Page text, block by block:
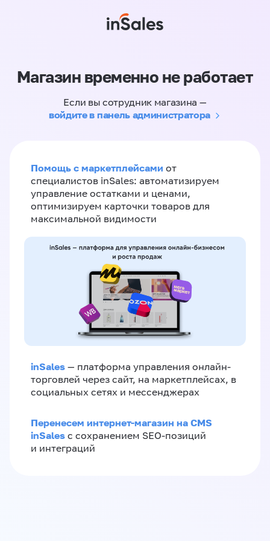
Магазин временно не работает
Если вы сотрудник магазина —
войдите в панель администратора
Помощь с маркетплейсами от
специалистов inSales: автоматизируем
управление остатками и ценами,
оптимизируем карточки товаров для
максимальной видимости
inSales — платформа управления онлайн-
торговлей через сайт, на маркетплейсах, в
социальных сетях и мессенджерах
Перенесем интернет-магазин на CMS
inSales с сохранением SEO-позиций
и интеграций